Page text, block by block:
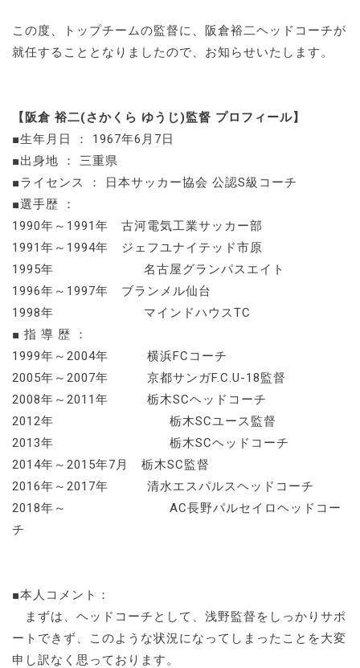
この度、トップチームの監督に、阪倉裕二ヘッドコーチが
就任することとなりましたので、お知らせいたします。
【阪倉 裕二(さかくら ゆうじ)監督 プロフィール】
■生年月日 ： 1967年6月7日
■出身地 ： 三重県
■ライセンス ： 日本サッカー協会 公認S級コーチ
■選手歴 ：
1990年～1991年 古河電気工業サッカー部
1991年～1994年 ジェフユナイテッド市原
1995年 名古屋グランパスエイト
1996年～1997年 ブランメル仙台
1998年 マインドハウスTC
■ 指 導 歴 ：
1999年～2004年 横浜FCコーチ
2005年～2007年 京都サンガF.C.U-18監督
2008年～2011年 栃木SCヘッドコーチ
2012年 栃木SCユース監督
2013年 栃木SCヘッドコーチ
2014年～2015年7月 栃木SC監督
2016年～2017年 清水エスパルスヘッドコーチ
2018年～ AC長野パルセイロヘッドコー
チ
■本人コメント：
まずは、ヘッドコーチとして、浅野監督をしっかりサポ
ートできず、このような状況になってしまったことを大変
申し訳なく思っております。